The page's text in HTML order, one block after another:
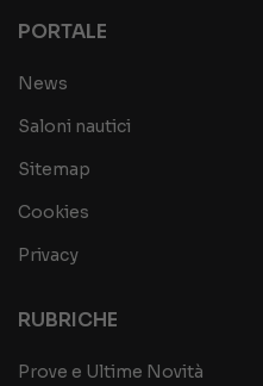
PORTALE
News
Saloni nautici
Sitemap
Cookies
Privacy
RUBRICHE
Prove e Ultime Novità